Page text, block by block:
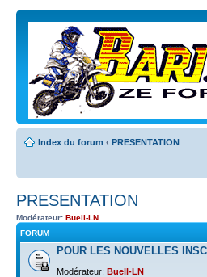
Index du forum ‹ PRESENTATION
PRESENTATION
Modérateur: Buell-LN
FORUM
POUR LES NOUVELLES
Modérateur: Buell-LN